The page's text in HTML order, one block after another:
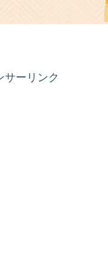
サーリンク